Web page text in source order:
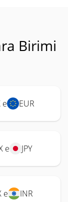
Birimi
e EUR
e JPY
e INR